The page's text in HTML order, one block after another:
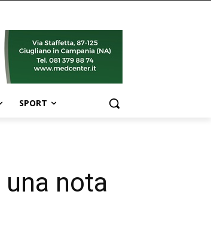
SPORT
nota